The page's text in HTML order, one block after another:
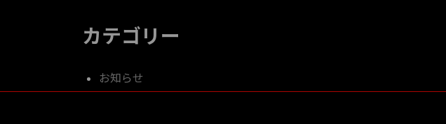
カテゴリー
お知らせ